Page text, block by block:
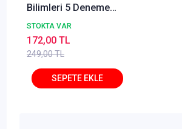
Bilimleri 5 Deneme
Çözümlü - Fatih
Çömez Yediiklim
Yayınları
STOKTA VAR
249,00 TL
172,00 TL